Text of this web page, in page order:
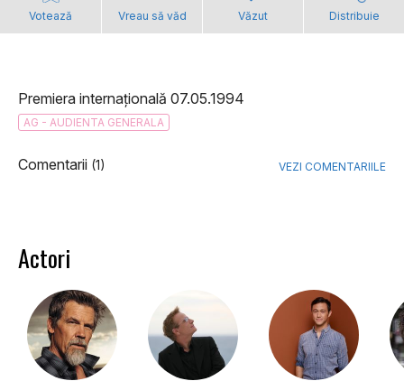
Votează Vreau să văd Văzut Distribuie
Premiera internațională 07.05.1994
AG - AUDIENTA GENERALA
Comentarii (1) VEZI COMENTARIILE
Actori